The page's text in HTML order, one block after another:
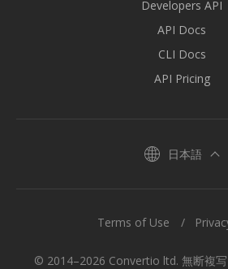
Developers API
API Docs
CLI Docs
API Pricing
日本語
© 2014–2026 Convertio ltd. 無断複写
Terms of Use